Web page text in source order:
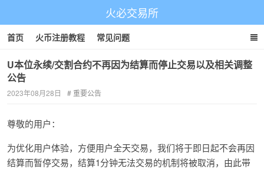
火必交易所
首页 火币注册教程 常见问题
U本位永续/交割合约不再因为结算而停止交易以及相关调整
公告
2023年08月28日 重要公告
尊敬的用户：
为优化用户体验，方便用户全天交易，我们将于即日起不会再因
结算而暂停交易，结算1分钟无法交易的机制将被取消，由此带